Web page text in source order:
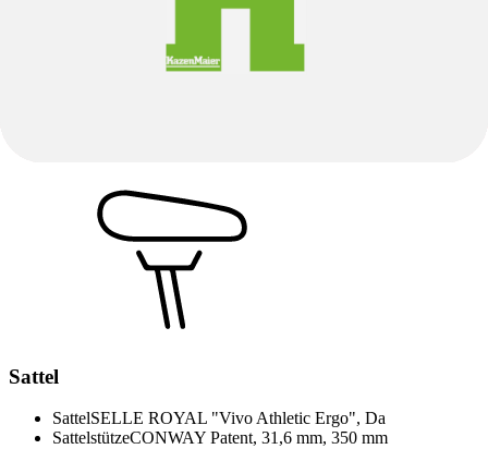
MIRANDA "Gen3", 36 Z., w CG
TEKTRO "RD-M350R"
TEKTRO "CS-M350", 11-46 Z.
Sattel
SattelSELLE ROYAL "Vivo Athletic Ergo", Da
SattelstützeCONWAY Patent, 31,6 mm, 350 mm